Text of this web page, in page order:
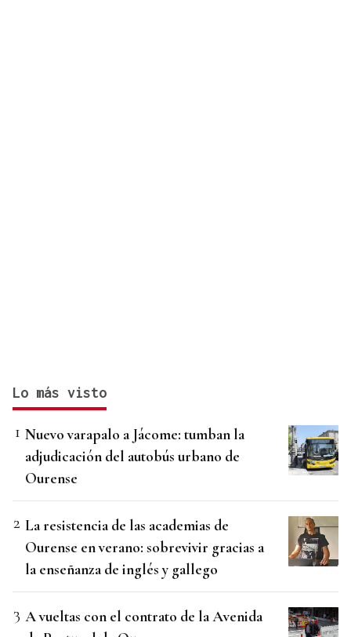
Lo más visto
Nuevo varapalo a Jácome: tumban la
adjudicación del autobús urbano de
Ourense
La resistencia de las academias de
Ourense en verano: sobrevivir gracias a
la enseñanza de inglés y gallego
A vueltas con el contrato de la Avenida